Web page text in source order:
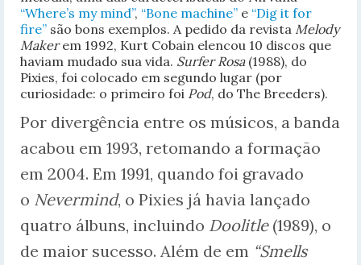
“Where’s my mind”, “Bone machine” e “Dig it for
fire” são bons exemplos. A pedido da revista Melody
Makerem 1992, Kurt Cobain elencou 10 discos que
haviam mudado sua vida. Surfer Rosa(1988), do
Pixies, foi colocado em segundo lugar (por
curiosidade: o primeiro foi Pod, do The Breeders).
Por divergência entre os músicos, a banda
acabou em 1993, retomando a formação
em 2004. Em 1991, quando foi gravado
o Nevermind, o Pixies já havia lançado
quatro álbuns, incluindo Doolitle (1989), o
de maior sucesso. Além de em “Smells